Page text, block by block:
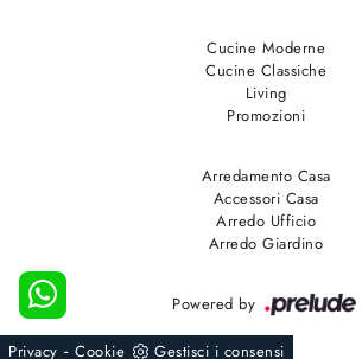
Cucine Moderne
Cucine Classiche
Living
Promozioni
Arredamento Casa
Accessori Casa
Arredo Ufficio
Arredo Giardino
Powered by
Privacy - Cookie Gestisci i consensi